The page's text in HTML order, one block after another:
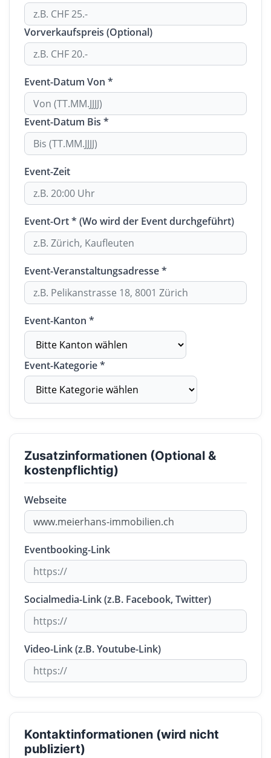
Vorverkaufspreis (Optional)
Event-Datum Von *
Event-Datum Bis *
Event-Zeit
Event-Ort * (Wo wird der Event durchgeführt)
Event-Veranstaltungsadresse *
Event-Kanton *
Event-Kategorie *
Zusatzinformationen (Optional &
kostenpflichtig)
Webseite
Eventbooking-Link
Socialmedia-Link (z.B. Facebook, Twitter)
Video-Link (z.B. Youtube-Link)
Kontaktinformationen (wird nicht
publiziert)